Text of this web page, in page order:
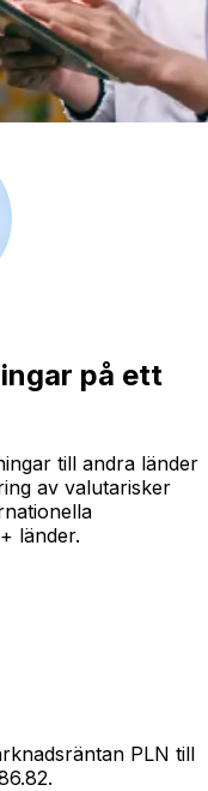
på ett
till andra länder
av valutarisker
länder.
PLN till